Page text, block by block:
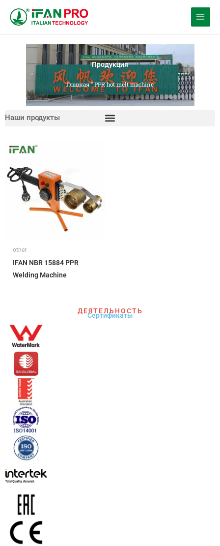
Продукция
Главная"PPR hot melt machine
Наши продукты
other
IFAN NBR 15884 PPR
Welding Machine
ДЕЯТЕЛЬНОСТЬ
Сертификаты